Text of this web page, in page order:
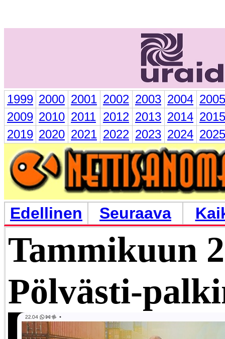
1999 2000 2001 2002 2003 2004 2005
2009 2010 2011 2012 2013 2014 2015
2019 2020 2021 2022 2023 2024 2025
Edellinen Seuraava
Tammikuun
Pölvästi-